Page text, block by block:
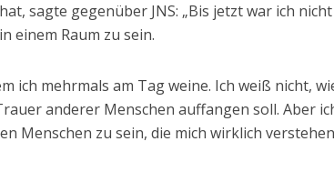
sagte gegenüber JNS: „Bis jetzt war ich nicht
einem Raum zu sein.
ich mehrmals am Tag weine. Ich weiß nicht,
anderer Menschen auffangen soll. Aber
Menschen zu sein, die mich wirklich